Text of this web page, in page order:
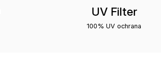
UV Filter
100% UV ochrana